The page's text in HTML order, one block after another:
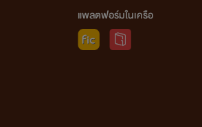
แพลตฟอร์มในเครือ